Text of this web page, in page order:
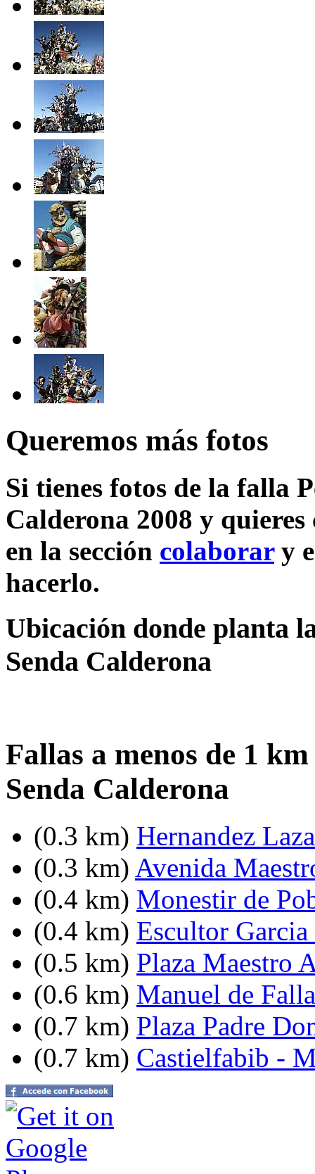
Queremos más fotos
Si tienes fotos de la falla
Calderona 2008 y
en la sección colaborary
hacerlo.
Ubicación donde planta
Senda Calderona
Fallas a menos de 1
Senda Calderona
(0.3 km) Hernandez
(0.3 km) Avenida
(0.4 km) Monestir de
(0.4 km) Escultor
(0.5 km) Plaza Maestro
(0.6 km) Manuel de
(0.7 km) Plaza Padre
(0.7 km) Castielfabib -